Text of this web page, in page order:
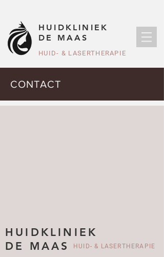
HUIDKLINIEK
DE MAAS
HUID- & LASERTHERAPIE
CONTACT
HUIDKLINIEK
DE MAAS
HUID- & LASERTHERAPIE